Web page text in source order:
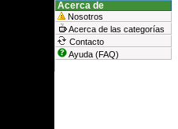
Acerca de
Nosotros
Acerca de las categorías
Contacto
Ayuda (FAQ)